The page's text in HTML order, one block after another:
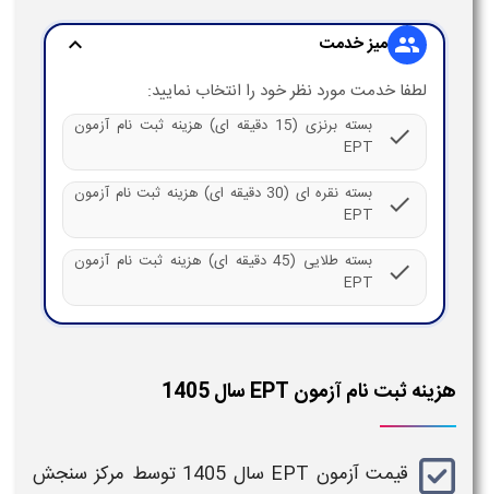
group میز خدمت expand_more
لطفا خدمت مورد نظر خود را انتخاب نمایید:
check
بسته برنزی (15 دقیقه ای) هزینه ثبت نام آزمون
EPT
check
بسته نقره ای (30 دقیقه ای) هزینه ثبت نام آزمون
EPT
check
بسته طلایی (45 دقیقه ای) هزینه ثبت نام آزمون
EPT
هزینه ثبت نام آزمون EPT سال 1405
قیمت آزمون EPT سال 1405
توسط مرکز سنجش